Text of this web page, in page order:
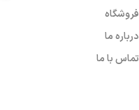
فروشگاه
درباره ما
تماس با ما